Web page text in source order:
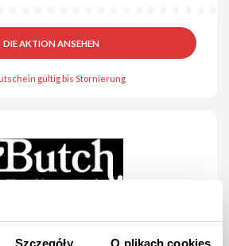
Szczegóły O plikach cookies
DIE AKTION ANSEHEN
gültig bis Stornierung